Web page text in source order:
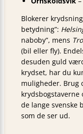
Blokerer
betydning”:
naboby”, mens
(bil eller fly).
desuden guld
krydset, har du
muligheder. Brug
krydsbogstaverne
de lange svenske
som de ser ud.